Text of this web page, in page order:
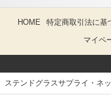
HOME 特定商取引法に基
マイペ
ステンドグラスサプライ・ネ